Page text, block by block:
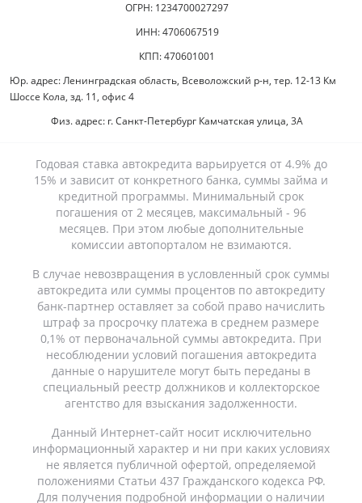
ОГРН: 1234700027297
ИНН: 4706067519
КПП: 470601001
Юр. адрес: Ленинградская область, Всеволожский р-н, тер. 12-13 Км
Шоссе Кола, зд. 11, офис 4
Физ. адрес: г. Санкт-Петербург Камчатская улица, 3А
Годовая ставка автокредита варьируется от 4.9% до
15% и зависит от конкретного банка, суммы займа и
кредитной программы. Минимальный срок
погашения от 2 месяцев, максимальный - 96
месяцев. При этом любые дополнительные
комиссии автопорталом не взимаются.
В случае невозвращения в условленный срок суммы
автокредита или суммы процентов по автокредиту
банк-партнер оставляет за собой право начислить
штраф за просрочку платежа в среднем размере
0,1% от первоначальной суммы автокредита. При
несоблюдении условий погашения автокредита
данные о нарушителе могут быть переданы в
специальный реестр должников и коллекторское
агентство для взыскания задолженности.
Данный Интернет-сайт носит исключительно
информационный характер и ни при каких условиях
не является публичной офертой, определяемой
положениями Статьи 437 Гражданского кодекса РФ.
Для получения подробной информации о наличии